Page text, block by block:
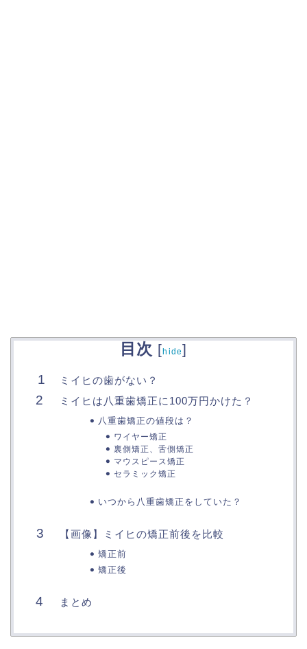
目次 [hide]
ミイヒの歯がない？
ミイヒは八重歯矯正に100万円かけた？
八重歯矯正の値段は？
ワイヤー矯正
裏側矯正、舌側矯正
マウスピース矯正
セラミック矯正
いつから八重歯矯正をしていた？
【画像】ミイヒの矯正前後を比較
矯正前
矯正後
まとめ